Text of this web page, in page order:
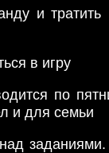
и
в игру
по
и для семьи